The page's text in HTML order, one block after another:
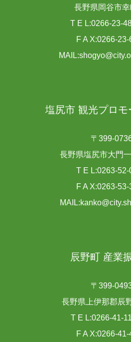
長野県岡谷市
T E L:0266-23-
F A X:0266-
塩尻市 観光プロモ
〒399-
長野県塩尻市大門
T E L:0263-52-
F A X:0263-
辰野町 産業
〒399-
長野県上伊那郡辰
T E L:0266-41-
F A X:0266-41-